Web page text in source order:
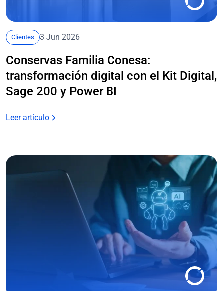
Clientes 3 Jun 2026
Conservas Familia Conesa:
transformación digital con el Kit Digital,
Sage 200 y Power BI
Leer artículo